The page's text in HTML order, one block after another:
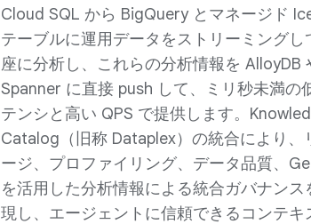
Cloud SQL から BigQuery とマネージド
テーブルに運用データをストリーミングし
座に分析し、これらの分析情報を AlloyDB
Spanner に直接 push して、ミリ秒未満の
テンシと高い QPS で提供します。
Catalog（旧称 Dataplex）の統合により、
ージ、プロファイリング、データ品質、
を活用した分析情報による統合ガバナンス
現し、エージェントに信頼できるコンテキ